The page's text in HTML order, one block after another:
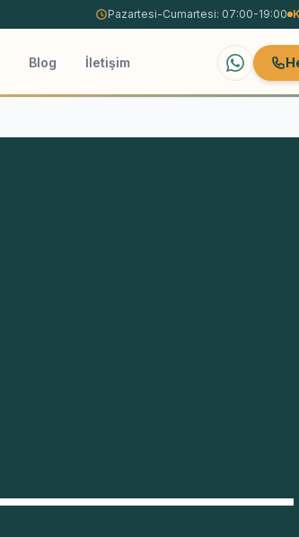
Pazartesi-Cumartesi: 07:00-19:00
Blog İletişim